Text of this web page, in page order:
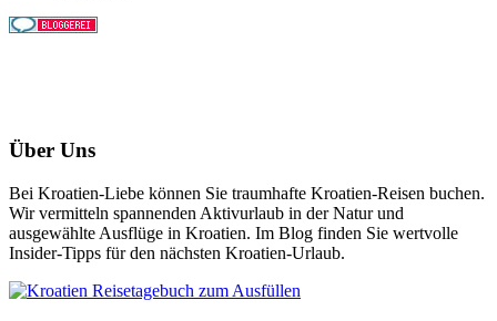
Über Uns
Bei Kroatien-Liebe können Sie traumhafte Kroatien-Reisen buchen.
Wir vermitteln spannenden Aktivurlaub in der Natur und
ausgewählte Ausflüge in Kroatien. Im Blog finden Sie wertvolle
Insider-Tipps für den nächsten Kroatien-Urlaub.